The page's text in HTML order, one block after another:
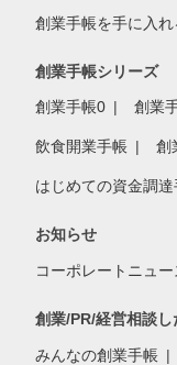
創業手帳を手に入れ
創業手帳シリーズ
創業手帳0 創業
飲食開業手帳 創
はじめての資金調
お知らせ
コーポレートニュー
創業/PR/経営相談し
みんなの創業手帳